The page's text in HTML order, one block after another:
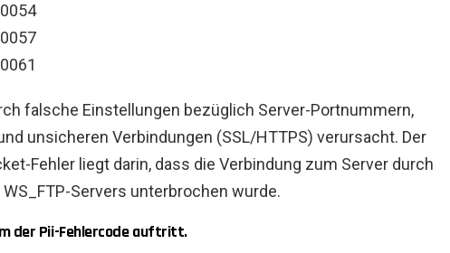
falsche Einstellungen bezüglich Server-Portnummern,
unsicheren Verbindungen (SSL/HTTPS) verursacht. Der
Fehler liegt darin, dass die Verbindung zum Server durch
Servers unterbrochen wurde.
der Pii-Fehlercode auftritt.